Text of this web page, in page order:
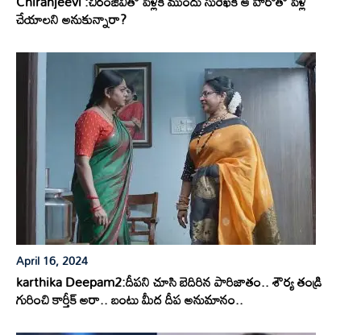
చేయాలని అనుకున్నారా?
April 16, 2024
karthika Deepam2:దీపని చూసి బెదిరిన పారిజాతం.. శౌర్య తండ్రి
గురించి కార్తీక్ అరా.. బంటు మీద దీప అనుమానం..